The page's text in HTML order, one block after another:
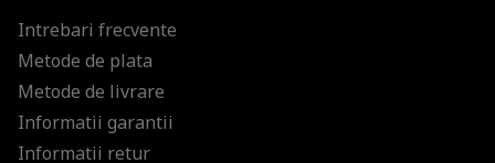
Intrebari frecvente
Metode de plata
Metode de livrare
Informatii garantii
Informatii retur